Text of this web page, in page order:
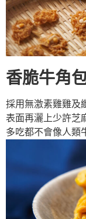
香脆牛角
採用無激素雞雞及
表面再灑上少許芝
多吃都不會像人類